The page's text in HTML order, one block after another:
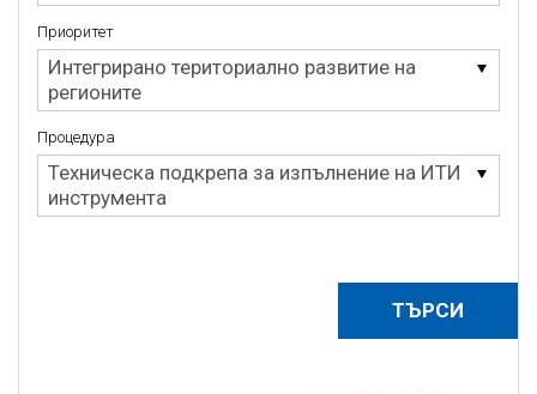
Приоритет
Интегрирано териториално развитие на
регионите
Приоритет
Процедура
Техническа подкрепа за изпълнение на ИТИ
инструмента
Процедура